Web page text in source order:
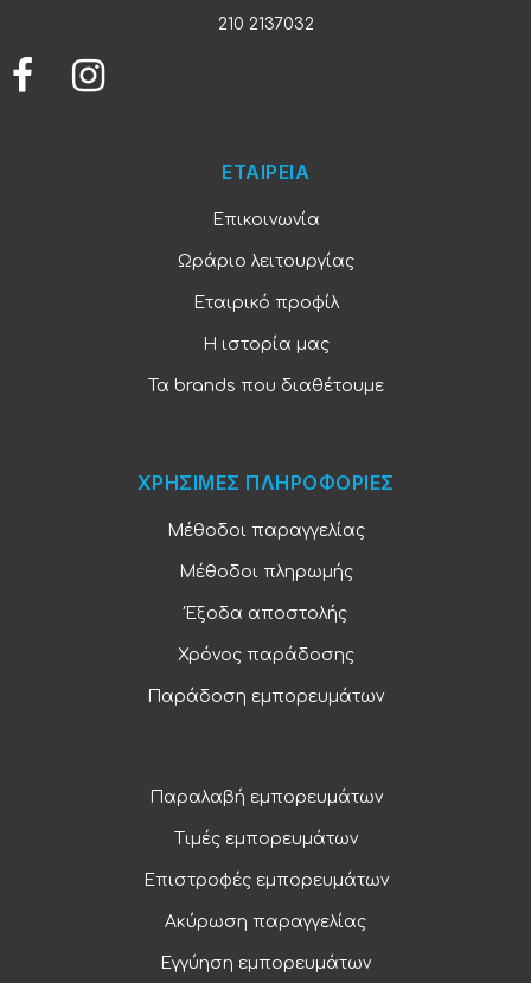
210 2137032
ΕΤΑΙΡΕΙΑ
Επικοινωνία
Ωράριο λειτουργίας
Εταιρικό προφίλ
Η ιστορία μας
Τα brands που διαθέτουμε
ΧΡΗΣΙΜΕΣ ΠΛΗΡΟΦΟΡΙΕΣ
Μέθοδοι παραγγελίας
Μέθοδοι πληρωμής
Έξοδα αποστολής
Χρόνος παράδοσης
Παράδοση εμπορευμάτων
Παραλαβή εμπορευμάτων
Τιμές εμπορευμάτων
Επιστροφές εμπορευμάτων
Ακύρωση παραγγελίας
Εγγύηση εμπορευμάτων